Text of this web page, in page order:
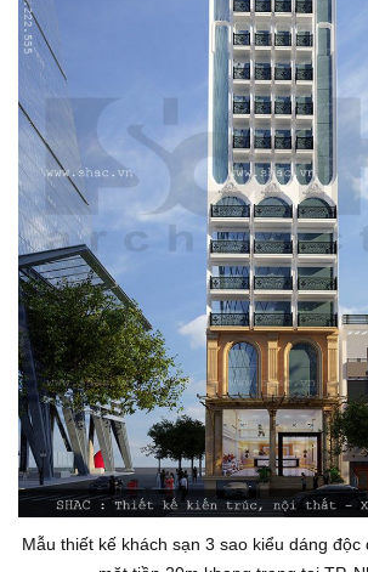
Mẫu thiết kế khách sạn 3 sao kiểu dáng độc